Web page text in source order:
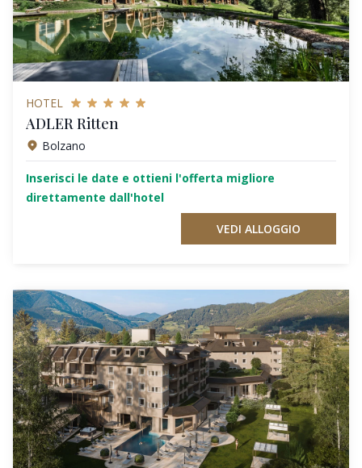
HOTEL
ADLER Ritten
Bolzano
Inserisci le date e ottieni l'offerta migliore
direttamente dall'hotel
VEDI ALLOGGIO